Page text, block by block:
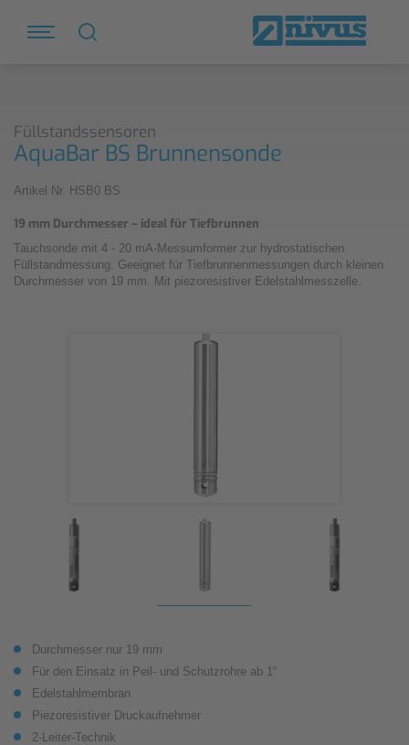
Füllstandssensoren
AquaBar BS Brunnensonde
Artikel Nr. HSB0 BS
19 mm Durchmesser – ideal für Tiefbrunnen
Tauchsonde mit 4 - 20 mA-Messumformer zur hydrostatischen
Füllstandmessung. Geeignet für Tiefbrunnenmessungen durch kleinen
Durchmesser von 19 mm. Mit piezoresistiver Edelstahlmesszelle.
Durchmesser nur 19 mm
Für den Einsatz in Peil- und Schutzrohre ab 1“
Edelstahlmembran
Piezoresistiver Druckaufnehmer
2-Leiter-Technik